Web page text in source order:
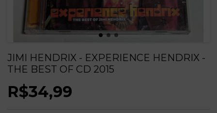
JIMI HENDRIX - EXPERIENCE HENDRIX -
THE BEST OF CD 2015
R$34,99